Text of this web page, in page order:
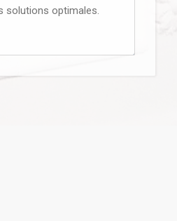
solutions optimales.